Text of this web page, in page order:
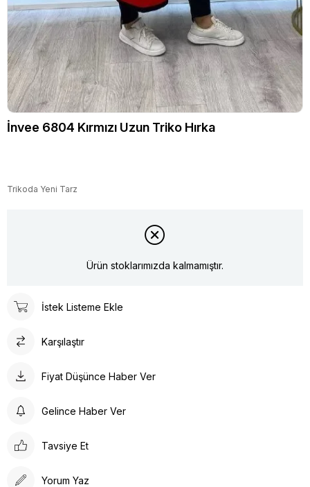
İnvee 6804 Kırmızı Uzun Triko Hırka
Trikoda Yeni Tarz
Ürün stoklarımızda kalmamıştır.
İstek Listeme Ekle
Karşılaştır
Fiyat Düşünce Haber Ver
Gelince Haber Ver
Tavsiye Et
Yorum Yaz